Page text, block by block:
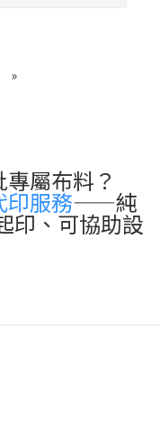
»
屬布料？
印服務——純
印、可協助設